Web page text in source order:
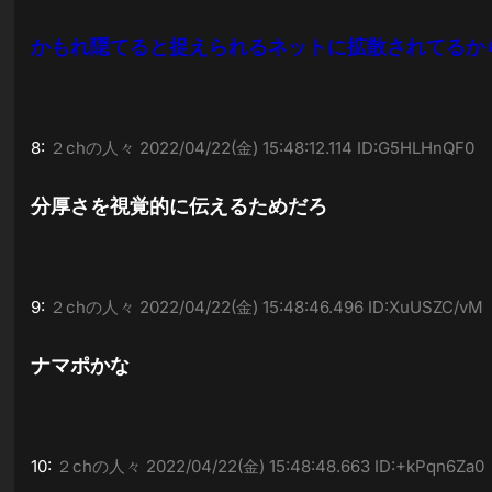
かもれ隠てると捉えられるネットに拡散されてる
8: ２chの人々 2022/04/22(金) 15:48:12.114 ID:G5HLHnQF0
分厚さを視覚的に伝えるためだろ
9: ２chの人々 2022/04/22(金) 15:48:46.496 ID:XuUSZC/vM
ナマポかな
10: ２chの人々 2022/04/22(金) 15:48:48.663 ID:+kPqn6Za0